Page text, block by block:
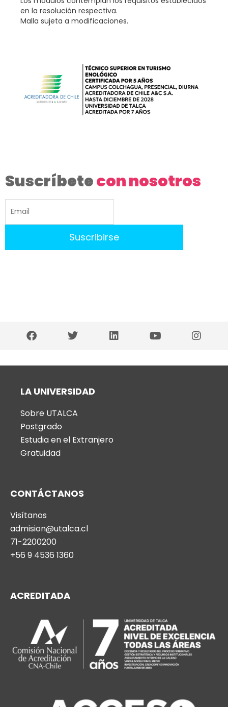
en la resolución respectiva.
Malla sujeta a modificaciones.
Suscríbetecon nosotros
LA UNIVERSIDAD
Sobre UTALCA
Postgrado
Estudia en el Extranjero
Gratuidad
CONTÁCTANOS
Visítanos
admision@utalca.cl
71-2200200
+56 9 4536 1360
ACREDITADA